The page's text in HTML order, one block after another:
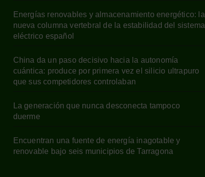
Energías renovables y almacenamiento energético: la
nueva columna vertebral de la estabilidad del sistema
eléctrico español
China da un paso decisivo hacia la autonomía
cuántica: produce por primera vez el silicio ultrapuro
que sus competidores controlaban
La generación que nunca desconecta tampoco
duerme
Encuentran una fuente de energía inagotable y
renovable bajo seis municipios de Tarragona